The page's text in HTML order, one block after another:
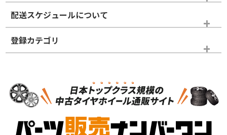
※商品ランクは出品者の主観により判断しておりますので、あら
かじめご了承ください。
ホイールランク
S
品）
S
新車外し品（新古
付き
配送スケジュールについて
登録カテゴリ
スタッドレスタイヤホイールセット